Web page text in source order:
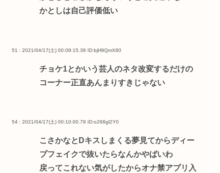
かとしは自己評価低い
51 : 2021/04/17(土) 00:09:15.39 ID:bjH9QmX80
チョケ1とかいう芸人のネタ改変するだけの
コーナー正直あんまりすきじゃない
54 : 2021/04/17(土) 00:10:00.79 ID:o268gl2Y0
こさかなとDキスしまくる夢見てからディー
プフェイクで抜いたらなんかやばいわ
戻ってこれない気がしたからオナ禁アプリ入